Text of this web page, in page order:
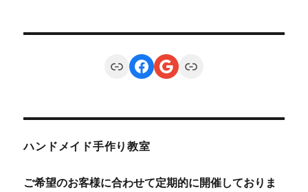
LinkFacebook
Google
Link
ハンドメイド手作り教室
ご希望のお客様に合わせて定期的に開催しておりま